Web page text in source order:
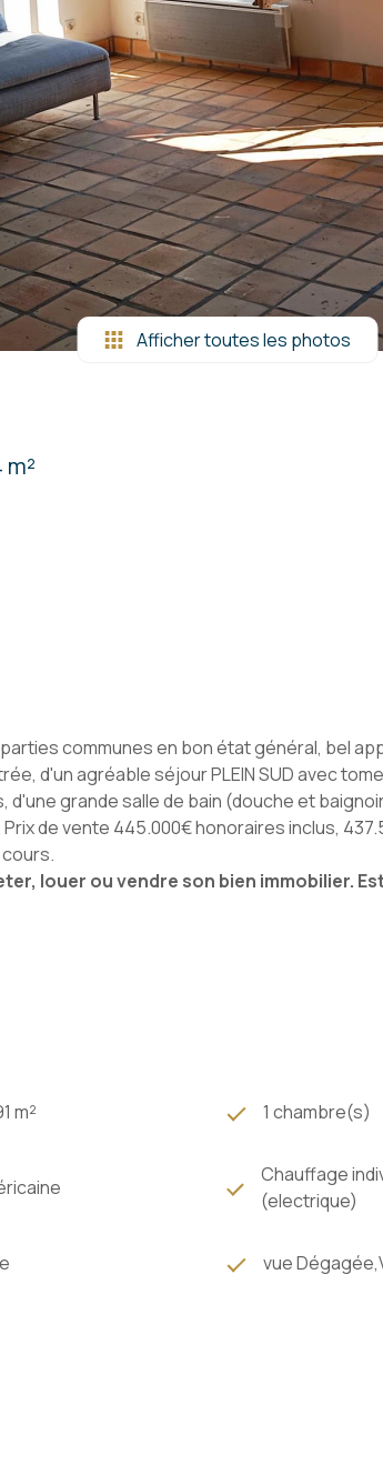
Afficher toutes les photos
communes en bon état général, bel
d'un agréable séjourPLEIN SUD avec
grande salle de bain (douche et
de vente 445.000€ honoraires inclus,
louer ou vendre son bien immobilier.
m² 1 chambre(s)
Chauffage
(electrique)
vue